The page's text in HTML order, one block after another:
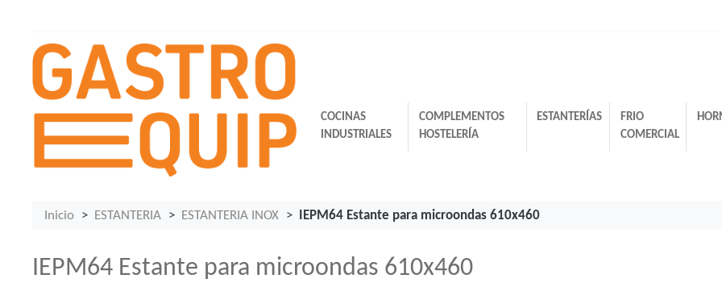
COCINAS
INDUSTRIALES
COMPLEMENTOS
HOSTELERÍA
ESTANTERÍAS
FRIO
COMERCIAL
Inicio ESTANTERIA ESTANTERIA INOX IEPM64 Estante para microondas 610x460
IEPM64 Estante para microondas 610x460